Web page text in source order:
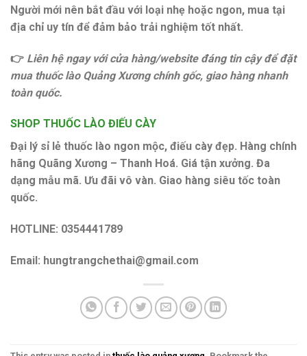
Người mới nên bắt đầu với loại nhẹ hoặc ngon, mua tại
địa chỉ uy tín để đảm bảo trải nghiệm tốt nhất.
👉 Liên hệ ngay với cửa hàng/website đáng tin cậy để đặt
mua thuốc lào Quảng Xương chính gốc, giao hàng nhanh
toàn quốc.
SHOP THUỐC LÀO ĐIẾU CÀY
Đại lý sỉ lẻ thuốc lào ngon mộc, điếu cày đẹp. Hàng chính
hãng Quãng Xương – Thanh Hoá. Giá tận xưởng. Đa
dạng mẫu mã. Ưu đãi vô vàn. Giao hàng siêu tốc toàn
quốc.
HOTLINE: 0354441789
Email: hungtrangchethai@gmail.com